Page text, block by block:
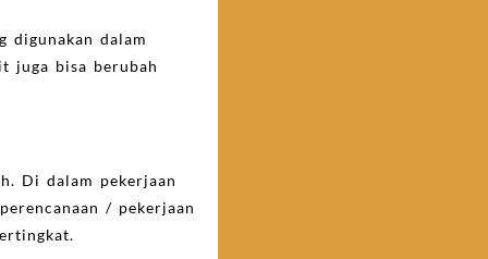
digunakan dalam
juga bisa berubah
Di dalam pekerjaan
/ pekerjaan